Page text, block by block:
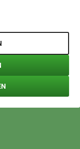
eigene Ideen
Ganzen sind.
besonderen
Marktes
und